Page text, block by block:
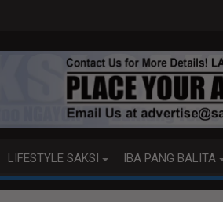
LIFESTYLE SAKSI IBA PANG BALITA